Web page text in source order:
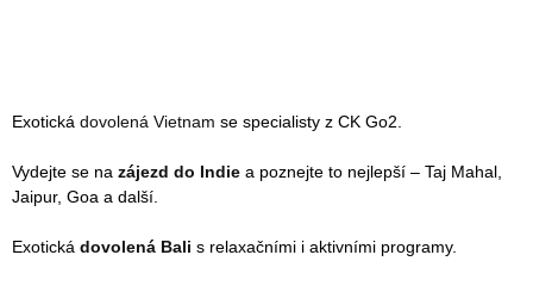
Exotická dovolená Vietnam se specialisty z CK Go2.
Vydejte se na zájezd do Indie a poznejte to nejlepší – Taj Mahal,
Jaipur, Goa a další.
Exotická dovolená Bali s relaxačními i aktivními programy.